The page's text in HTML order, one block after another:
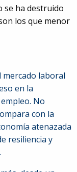
se ha destruido
los que menor
mercado laboral
en la
No
con la
atenazada
resiliencia y